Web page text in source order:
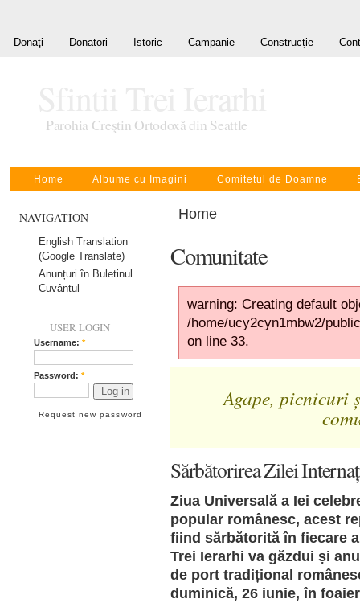
Donaţi Donatori Istoric Campanie Construcție
Parohia Creştin Ortodoxă din Seattle
Home Albume cu Imagini Comitetul de Doamne
NAVIGATION
English Translation
(Google Translate)
Anunțuri în Buletinul
Cuvântul
USER LOGIN
Username: *
Password: *
Request new password
Home
Comunitate
warning: Creating default
/home/ucy2cyn1mbw2/
on line 33.
Agape, picnicuri
Sărbătorirea Zilei
Ziua Universală a Iei
popular românesc, acest
fiind sărbătorită în fiecare
Trei Ierarhi va găzdui și
de port tradițional
duminică, 26 iunie, în